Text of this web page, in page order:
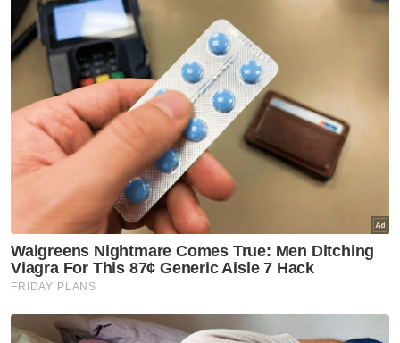
“Selepas saya habis baca al-Fatihah dan
sebut 'Aamiin' memang bergema dengar
semua sahut, daripada situ saya yakin ia
betul-betul jin Islam,“ katanya kepada Sinar
Harian pada Isnin.
Tuan Hutan turut memaklumkan, peristiwa